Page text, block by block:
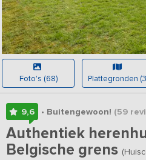
Foto's (68) Plattegronden
9,6 • Buitengewoon! (59
Authentiek
Belgische grens